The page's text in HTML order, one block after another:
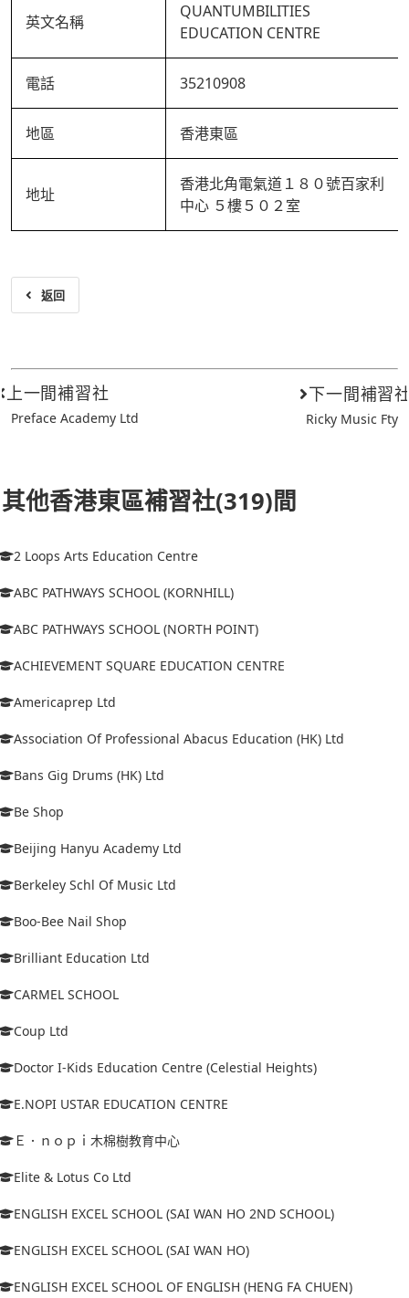
英文名稱
QUANTUMBILITIES
EDUCATION CENTRE
電話 35210908
地區 香港東區
地址
香港北角電氣道１８０號百家利
中心 ５樓５０２室
返回
上一間補習社
Preface Academy Ltd
下一間補習
Ricky Music Fty
其他香港東區補習社(319)間
2 Loops Arts Education Centre
ABC PATHWAYS SCHOOL (KORNHILL)
ABC PATHWAYS SCHOOL (NORTH POINT)
ACHIEVEMENT SQUARE EDUCATION CENTRE
Americaprep Ltd
Association Of Professional Abacus Education (HK) Ltd
Bans Gig Drums (HK) Ltd
Be Shop
Beijing Hanyu Academy Ltd
Berkeley Schl Of Music Ltd
Boo-Bee Nail Shop
Brilliant Education Ltd
CARMEL SCHOOL
Coup Ltd
Doctor I-Kids Education Centre (Celestial Heights)
E.NOPI USTAR EDUCATION CENTRE
Ｅ．ｎｏｐｉ木棉樹教育中心
Elite & Lotus Co Ltd
ENGLISH EXCEL SCHOOL (SAI WAN HO 2ND SCHOOL)
ENGLISH EXCEL SCHOOL (SAI WAN HO)
ENGLISH EXCEL SCHOOL OF ENGLISH (HENG FA CHUEN)